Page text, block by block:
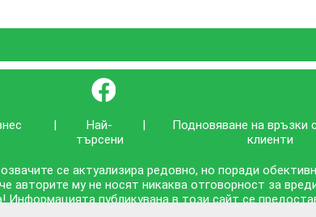
}
|
Най-
търсени
|
Подновяване на връзки
клиенти
се актуализира редовно, но поради
авторите му не носят никаква отговорност за
публикувана в този сайт се